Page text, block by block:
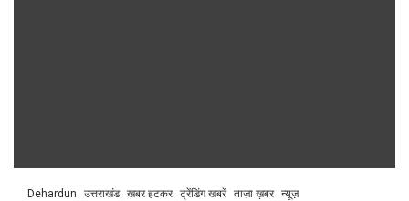
Dehardun उत्तराखंड खबर हटकर ट्रेंडिंग खबरें ताज़ा ख़बर न्यूज़